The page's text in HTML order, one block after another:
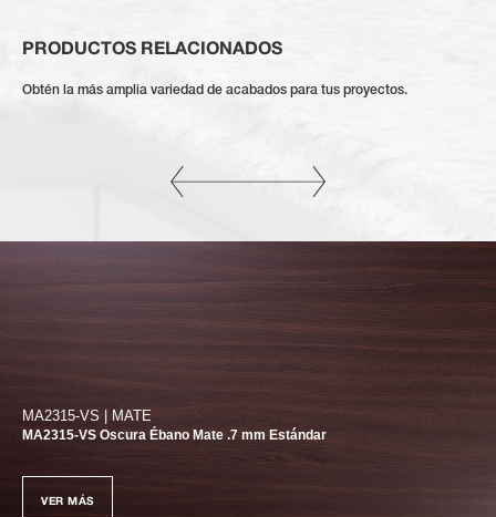
PRODUCTOS RELACIONADOS
Obtén la más amplia variedad de acabados para tus proyectos.
MA2315-VS | MATE
MA2315-VS Oscura Ébano Mate .7 mm Estándar
VER MÁS